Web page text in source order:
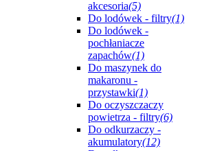
akcesoria(5)
Do lodówek - filtry(1)
Do lodówek -
pochłaniacze
zapachów(1)
Do maszynek do
makaronu -
przystawki(1)
Do oczyszczaczy
powietrza - filtry(6)
Do odkurzaczy -
akumulatory(12)